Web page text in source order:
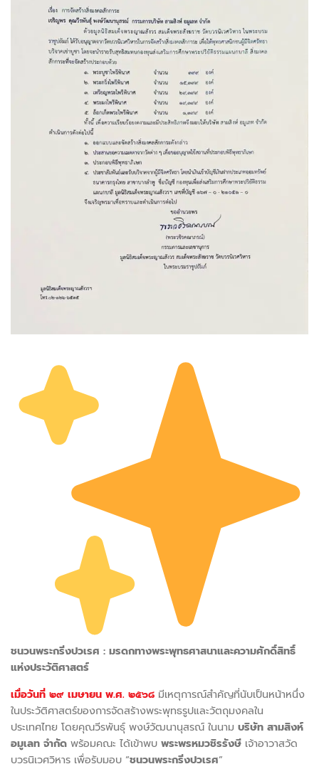
ชนวนพระกริ่งปวเรศ : มรดกทางพระพุทธศาสนาและความศักดิ์สิทธิ์
แห่งประวัติศาสตร์
เมื่อวันที่ ๒๙ เมษายน พ.ศ. ๒๕๖๘ มีเหตุการณ์สำคัญที่นับเป็นหน้าหนึ่ง
ในประวัติศาสตร์ของการจัดสร้างพระพุทธรูปและวัตถุมงคลใน
ประเทศไทย โดยคุณวีรพันธุ์ พงษ์วัฒนานุสรณ์ ในนาม บริษัท สามสิงห์
อมูเลท จำกัด พร้อมคณะ ได้เข้าพบ พระพรหมวชิรรังษี เจ้าอาวาสวัด
บวรนิเวศวิหาร เพื่อรับมอบ “ชนวนพระกริ่งปวเรศ”